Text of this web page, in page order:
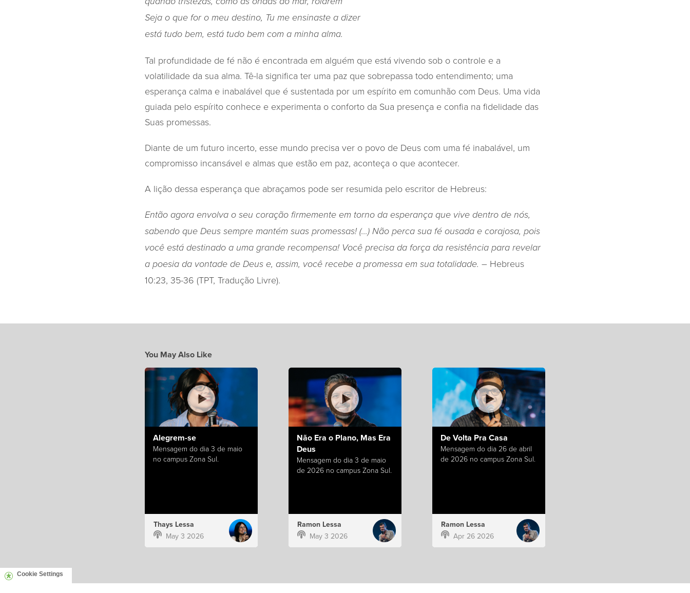
Seja o que for o meu destino, Tu me ensinaste a dizer
está tudo bem, está tudo bem com a minha alma.
Tal profundidade de fé não é encontrada em alguém que está vivendo sob o controle e a
volatilidade da sua alma. Tê-la significa ter uma paz que sobrepassa todo entendimento; uma
esperança calma e inabalável que é sustentada por um espírito em comunhão com Deus. Uma vida
guiada pelo espírito conhece e experimenta o conforto da Sua presença e confia na fidelidade das
Suas promessas.
Diante de um futuro incerto, esse mundo precisa ver o povo de Deus com uma fé inabalável, um
compromisso incansável e almas que estão em paz, aconteça o que acontecer.
A lição dessa esperança que abraçamos pode ser resumida pelo escritor de Hebreus:
Então agora envolva o seu coração firmemente em torno da esperança que vive dentro de nós,
sabendo que Deus sempre mantém suas promessas! (…) Não perca sua fé ousada e corajosa, pois
você está destinado a uma grande recompensa! Você precisa da força da resistência para revelar
a poesia da vontade de Deus e, assim, você recebe a promessa em sua totalidade. – Hebreus
10:23, 35-36 (TPT, Tradução Livre).
You May Also Like
Alegrem-se
Mensagem do dia 3 de maio
no campus Zona Sul.
Thays Lessa
May 3 2026
Não Era o Plano, Mas Era
Deus
Mensagem do dia 3 de maio
de 2026 no campus Zona Sul.
Ramon Lessa
May 3 2026
De Volta Pra Casa
Mensagem do dia 26 de abril
de 2026 no campus Zona Sul.
Ramon Lessa
Apr 26 2026
Cookie Settings